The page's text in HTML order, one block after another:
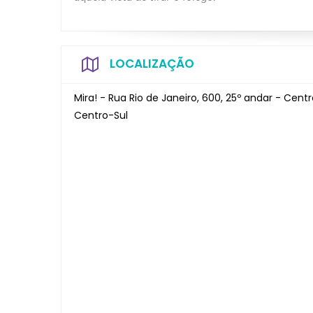
LOCALIZAÇÃO
Mira! - Rua Rio de Janeiro, 600, 25º andar -
Centro-Sul